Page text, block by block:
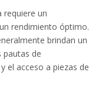
requiere un
rendimiento óptimo.
brindan un
pautas de
el acceso a piezas de